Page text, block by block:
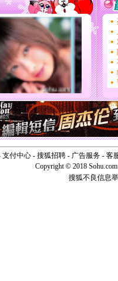
[春节]传
片叶子是
送你一
[圣诞节]
你太多
要平安
[圣诞节]
能正大
天都要快
[圣诞节]
如意,快
[元旦]看
断电。爱
你是我专
[元旦]如
起；二是
离。水晶
[元旦]当
支付中心- 搜狐招聘- 广告服务- 客
Copyright © 2018
搜狐不良信息